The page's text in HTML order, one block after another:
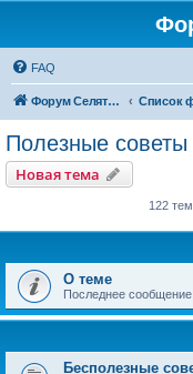
FAQ
Форум Селятино Список
Полезные советы
Новая тема
122
О теме
Последнее сообщение
Бесполезные